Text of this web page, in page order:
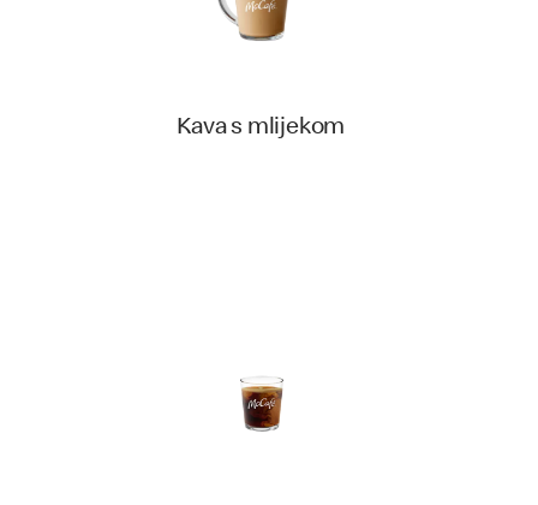
Kava s mlijekom